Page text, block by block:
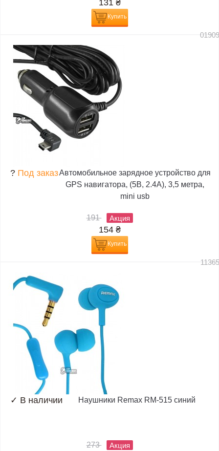
131 ₴
Купить
? Под заказАвтомобильное зарядное устройство для
GPS навигатора, (5В, 2.4А), 3,5 метра,
mini usb
191 Акция
154 ₴
Купить
✓ В наличии Наушники Remax RM-515 синий
273 Акция